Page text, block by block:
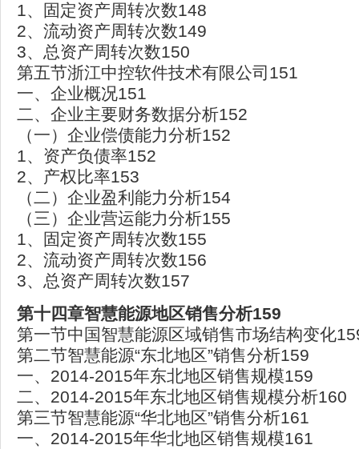
1、固定资产周转次数148
2、流动资产周转次数149
3、总资产周转次数150
第五节浙江中控软件技术有限公司151
一、企业概况151
二、企业主要财务数据分析152
（一）企业偿债能力分析152
1、资产负债率152
2、产权比率153
（二）企业盈利能力分析154
（三）企业营运能力分析155
1、固定资产周转次数155
2、流动资产周转次数156
3、总资产周转次数157
第十四章智慧能源地区销售分析159
第一节中国智慧能源区域销售市场结构变化
第二节智慧能源“东北地区”销售分析159
一、2014-2015年东北地区销售规模159
二、2014-2015年东北地区销售规模分析160
第三节智慧能源“华北地区”销售分析161
一、2014-2015年华北地区销售规模161